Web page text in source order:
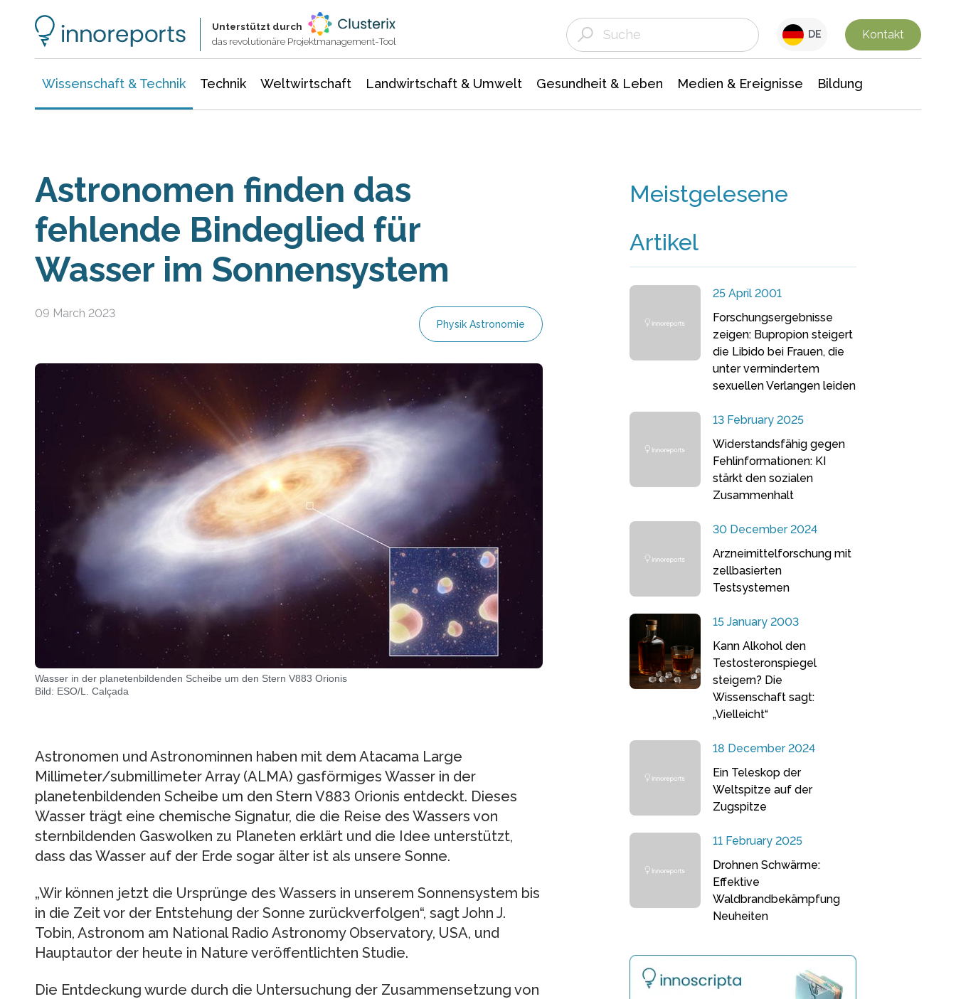
Unterstützt durch
das revolutionäre Projektmanagement-Tool
DE Kontakt
Wissenschaft & Technik Technik Weltwirtschaft Landwirtschaft & Umwelt Gesundheit & Leben Medien & Ereignisse Bildung
Astronomen finden das
fehlende Bindeglied für
Wasser im Sonnensystem
09 March 2023
Physik Astronomie
Wasser in der planetenbildenden Scheibe um den Stern V883 Orionis
Bild: ESO/L. Calçada
Astronomen und Astronominnen haben mit dem Atacama Large
Millimeter/submillimeter Array (ALMA) gasförmiges Wasser in der
planetenbildenden Scheibe um den Stern V883 Orionis entdeckt. Dieses
Wasser trägt eine chemische Signatur, die die Reise des Wassers von
sternbildenden Gaswolken zu Planeten erklärt und die Idee unterstützt,
dass das Wasser auf der Erde sogar älter ist als unsere Sonne.
„Wir können jetzt die Ursprünge des Wassers in unserem Sonnensystem bis
in die Zeit vor der Entstehung der Sonne zurückverfolgen“, sagt John J.
Tobin, Astronom am National Radio Astronomy Observatory, USA, und
Hauptautor der heute in Nature veröffentlichten Studie.
Die Entdeckung wurde durch die Untersuchung der Zusammensetzung von
Meistgelesene
Artikel
25 April 2001
Forschungsergebnisse
zeigen: Bupropion steigert
die Libido bei Frauen, die
unter vermindertem
sexuellen Verlangen leiden
13 February 2025
Widerstandsfähig gegen
Fehlinformationen: KI
stärkt den sozialen
Zusammenhalt
30 December 2024
Arzneimittelforschung mit
zellbasierten
Testsystemen
15 January 2003
Kann Alkohol den
Testosteronspiegel
steigern? Die
Wissenschaft sagt:
„Vielleicht“
18 December 2024
Ein Teleskop der
Weltspitze auf der
Zugspitze
11 February 2025
Drohnen Schwärme:
Effektive
Waldbrandbekämpfung
Neuheiten